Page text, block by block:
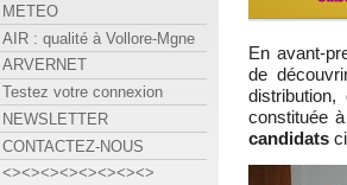
En avant-
de
constituée
candidats
METEO
AIR : qualité à Vollore-Mgne
ARVERNET
Testez votre connexion
NEWSLETTER
CONTACTEZ-NOUS
<><><><><><><><>